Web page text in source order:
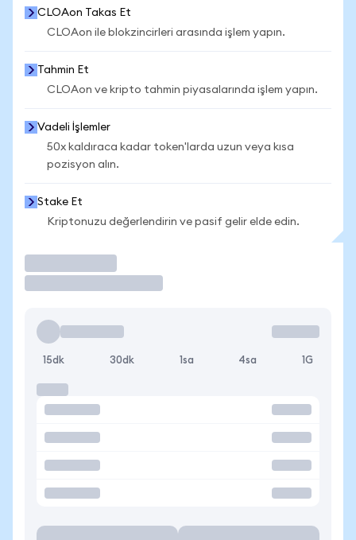
CLOAon Takas Et
CLOAon ile blokzincirleri arasında işlem yapın.
Tahmin Et
CLOAon ve kripto tahmin piyasalarında işlem yapın.
Vadeli İşlemler
50x kaldıraca kadar token'larda uzun veya kısa
pozisyon alın.
Stake Et
Kriptonuzu değerlendirin ve pasif gelir elde edin.
15dk 30dk 1sa 4sa 1G